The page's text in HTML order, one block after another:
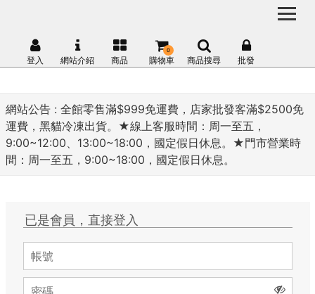
網站公告 : 全館零售滿$999免運費，店家批發客滿$2500免
運費，黑貓冷凍出貨。★線上客服時間：周一至五，
9:00~12:00、13:00~18:00，國定假日休息。★門市營業時
間：周一至五，9:00~18:00，國定假日休息。
登入 網站介紹 商品 購物車
0
商品搜尋 批發
已是會員，直接登入